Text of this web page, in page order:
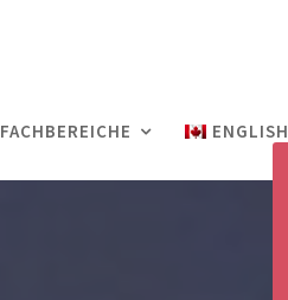
FACHBEREICHE ENGLISH